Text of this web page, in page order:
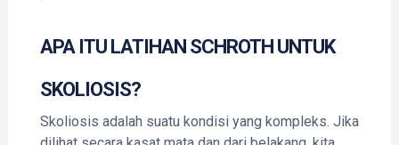
APA ITU LATIHAN SCHROTH UNTUK
SKOLIOSIS?
Skoliosis adalah suatu kondisi yang kompleks. Jika